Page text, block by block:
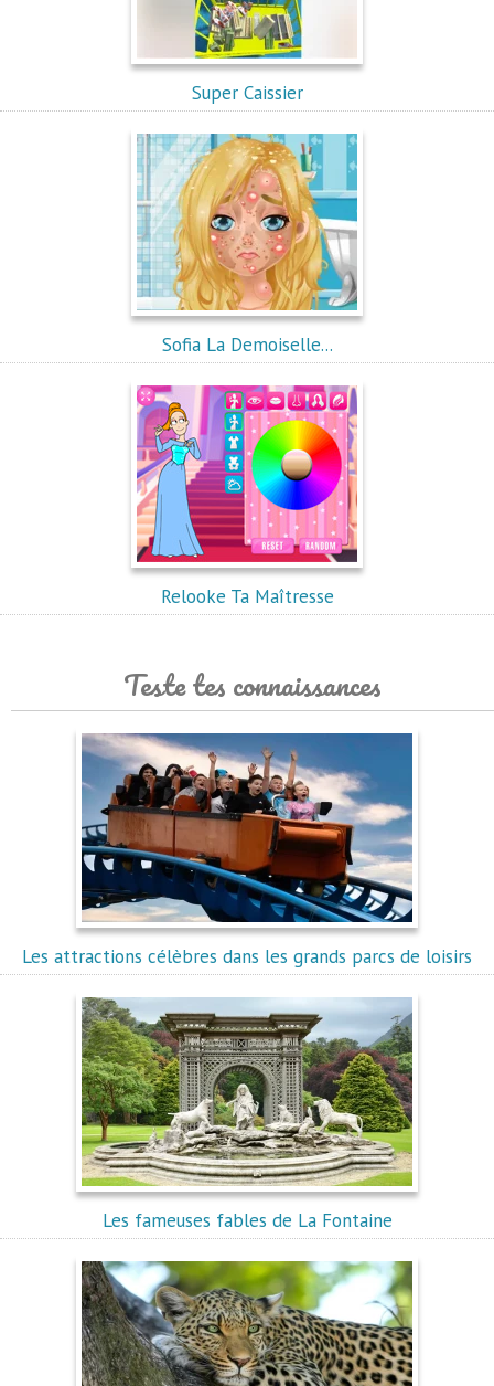
Super Caissier
Sofia La Demoiselle...
Relooke Ta Maîtresse
Teste tes connaissances
Les attractions célèbres dans les grands parcs de loisirs
Les fameuses fables de La Fontaine